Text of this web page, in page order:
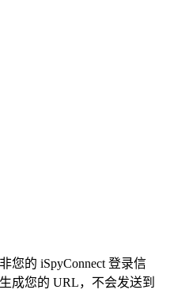
您的 iSpyConnect 登录信
成您的 URL，不会发送到